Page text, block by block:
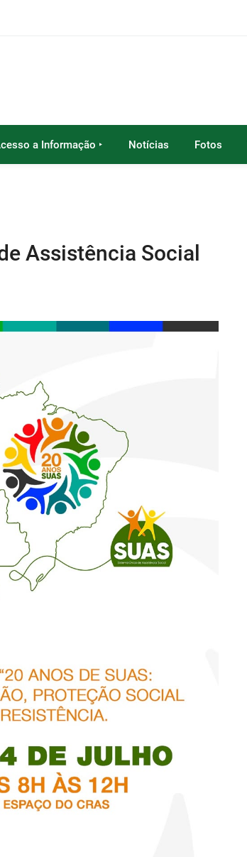
a Informação ‣ Notícias Fotos
Assistência Social